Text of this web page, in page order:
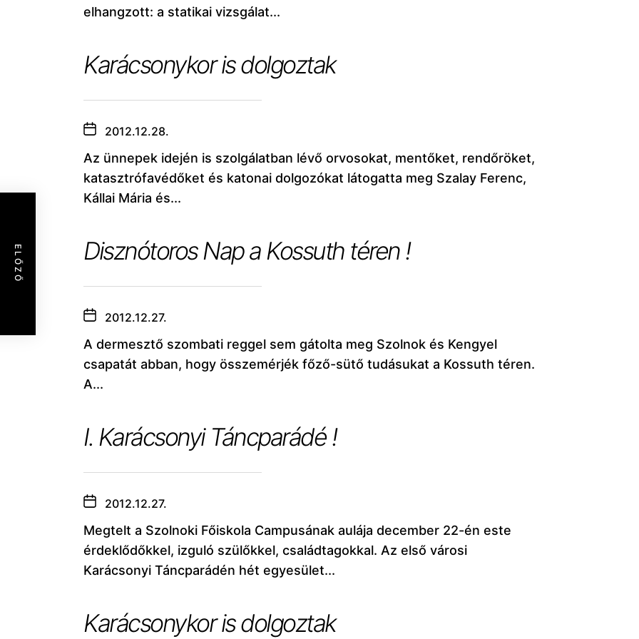
ELŐZŐ
elhangzott: a statikai vizsgálat...
Karácsonykor is dolgoztak
2012.12.28.
Az ünnepek idején is szolgálatban lévő orvosokat, mentőket, rendőröket,
katasztrófavédőket és katonai dolgozókat látogatta meg Szalay Ferenc,
Kállai Mária és...
Disznótoros Nap a Kossuth téren !
2012.12.27.
A dermesztő szombati reggel sem gátolta meg Szolnok és Kengyel
csapatát abban, hogy összemérjék főző-sütő tudásukat a Kossuth téren.
A...
I. Karácsonyi Táncparádé !
2012.12.27.
Megtelt a Szolnoki Főiskola Campusának aulája december 22-én este
érdeklődőkkel, izguló szülőkkel, családtagokkal. Az első városi
Karácsonyi Táncparádén hét egyesület...
Karácsonykor is dolgoztak